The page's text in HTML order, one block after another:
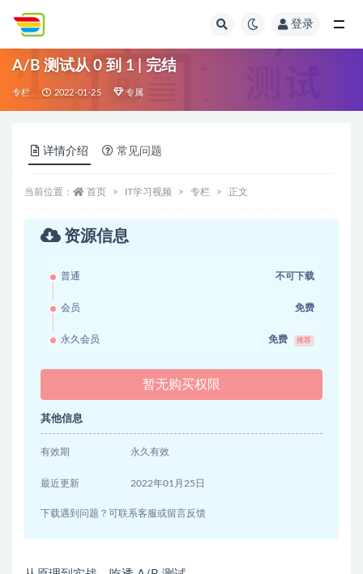
登录
A/B 测试从 0 到 1 | 完结
专栏 2022-01-25 专属
详情介绍 常见问题
当前位置： 首页 IT学习视频 专栏 正文
资源信息
普通 不可下载
会员 免费
永久会员 免费 推荐
暂无购买权限
其他信息
有效期 永久有效
最近更新 2022年01月25日
下载遇到问题？可联系客服或留言反馈